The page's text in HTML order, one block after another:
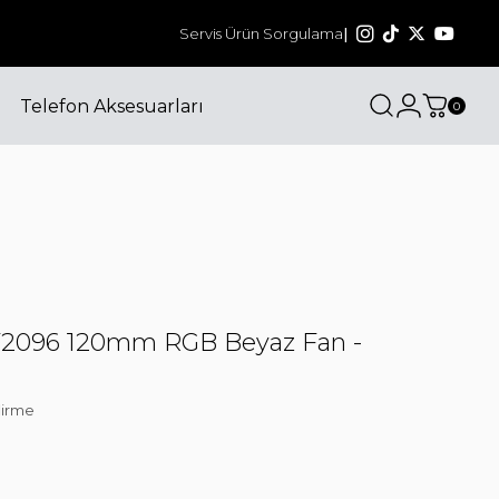
1000₺ ve üzeri siparişlerinizde kargo
Servis Ürün Sorgulama|
Telefon Aksesuarları 0
120mm RGB Beyaz Fan -